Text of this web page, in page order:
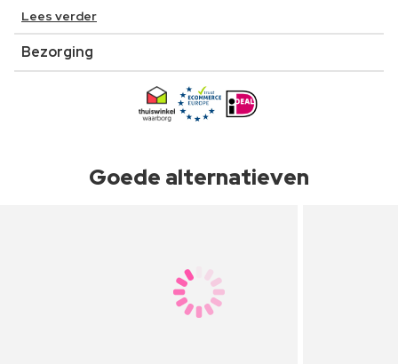
Lees verder
Bezorging
Goede alternatieven